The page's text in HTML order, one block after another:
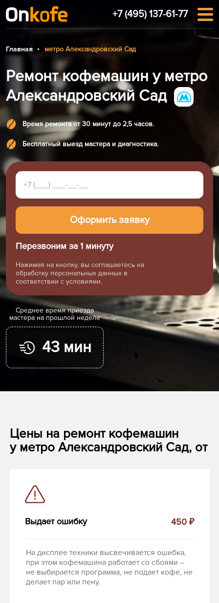
+7 (495) 137-61-77
Главная метро Александровский Сад
Ремонт кофемашин у метро
Александровский Сад
Время ремонта от 30 минут до 2,5 часов.
Бесплатный выезд мастера и диагностика.
Перезвоним за 1 минуту
Нажимая на кнопку, вы соглашаетесь на
обработку персональных данных в
соответствии с условиями.
Cреднее время приезда
мастера на прошлой неделе
43 мин
Цены на ремонт кофемашин
у метро Александровский Сад, от
Выдает ошибку 450 ₽
На дисплее техники высвечивается ошибка,
при этом кофемашина работает со сбоями –
не выбирается программа, не подает кофе, не
делает пар или пену.